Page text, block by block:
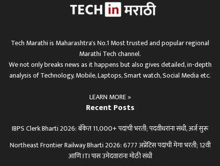
Tech Marathi is Maharashtra's No.1 Most trusted and popular regional
Marathi Tech channel.
We not only breaks news as it happens but also gives detailed, in-depth
analysis of Technology, Mobile, Laptops, Smart watch, Social Media etc.
LEARN MORE »
Recent Posts
IBPS Clerk Bharti 2026: बँकेत 11,000+ पदांची भरती; पदवीधरांना संधी, अर्ज सुरू
Northeast Frontier Railway Bharti 2026: 6777 अप्रेंटिस पदांची मेगा भरती; 12वी
आणि ITI पास उमेदवारांना मोठी संधी